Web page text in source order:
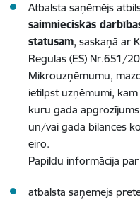
Atbalsta saņēmējs
saimnieciskās
statusam, saskaņā ar
Regulas (ES) Nr.651/
Mikrouzņēmumu,
ietilpst uzņēmumi,
kuru gada
un/vai gada bilances
eiro.
Papildu informācija par
atbalsta saņēmējs